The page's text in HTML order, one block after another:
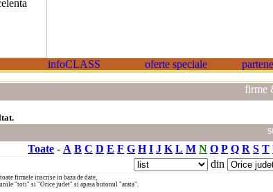
firme
Toate - A B C D E F G H I J K L M N O P Q R S T
din
firmele inscrise in baza de date,
"toti" si "Orice judet" si apasa butonul "arata".